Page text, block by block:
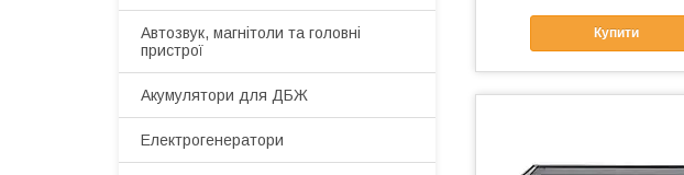
Купити
Автозвук, магнітоли та головні
пристрої
Акумулятори для ДБЖ
Електрогенератори